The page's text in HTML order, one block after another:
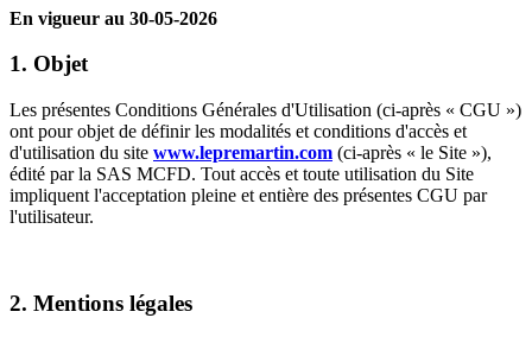
En vigueur au 30-05-2026
1. Objet
Les présentes Conditions Générales d'Utilisation (ci-après « CGU »)
ont pour objet de définir les modalités et conditions d'accès et
d'utilisation du site www.lepremartin.com (ci-après « le Site »),
édité par la SAS MCFD. Tout accès et toute utilisation du Site
impliquent l'acceptation pleine et entière des présentes CGU par
l'utilisateur.
2. Mentions légales